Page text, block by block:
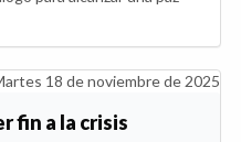
18 de noviembre de 2025
fin a la crisis